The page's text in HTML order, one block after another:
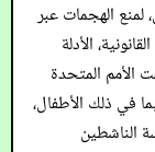
لمنع الهجمات عبر
الأدلة
الأمم المتحدة
في ذلك الأطفال،
الناشطين